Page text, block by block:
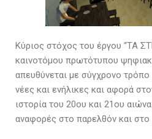
Κύριος στόχος του έργου “ΤΑ
καινοτόμου πρωτότυπου
απευθύνεται με σύγχρονο
νέες και ενήλικες και αφορά
ιστορία του 20ου και 21ου
αναφορές στο παρελθόν και στο